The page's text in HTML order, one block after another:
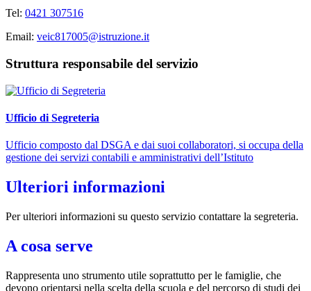
Tel: 0421 307516
Email: veic817005@istruzione.it
Struttura responsabile del servizio
Ufficio di Segreteria
Ufficio composto dal DSGA e dai suoi collaboratori, si occupa della
gestione dei servizi contabili e amministrativi dell’Istituto
Ulteriori informazioni
Per ulteriori informazioni su questo servizio contattare la segreteria.
A cosa serve
Rappresenta uno strumento utile soprattutto per le famiglie, che
devono orientarsi nella scelta della scuola e del percorso di studi dei